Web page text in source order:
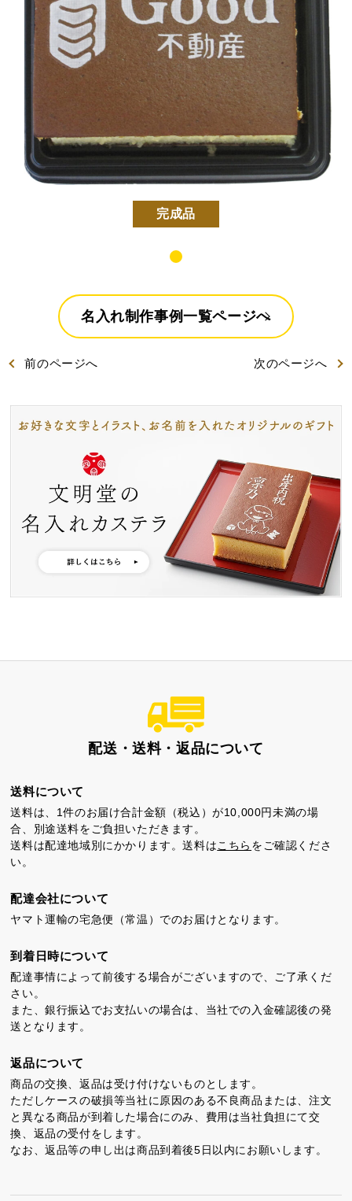
好きな文字とイラスト
型からオリジナルで作
る
名入れカステラ
カステラ
特製ハニーカステラ極
静岡茶カステラ カステラ詰合せ
カステラ巻 三笠山どら焼き チョコテイリア
茶ってら お茶みかん 風紋花
完成品
前のページへ
名入れ制作事例一覧ページへ
次のページへ
配送・送料・返品について
送料について
送料は、1件のお届け合計金額（税込）が10,000円未満の場
合、別途送料をご負担いただきます。
送料は配達地域別にかかります。送料はこちら をご確認くださ
い。
配達会社について
ヤマト運輸の宅急便（常温）でのお届けとなります。
到着日時について
配達事情によって前後する場合がございますので、ご了承くだ
さい。
また、銀行振込でお支払いの場合は、当社での入金確認後の発
送となります。
返品について
商品の交換、返品は受け付けないものとします。
ただしケースの破損等当社に原因のある不良商品または、注文
と異なる商品が到着した場合にのみ、費用は当社負担にて交
換、返品の受付をします。
なお、返品等の申し出は商品到着後5日以内にお願いします。